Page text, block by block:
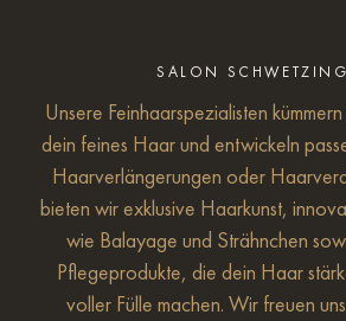
SALON
Unsere Feinhaarspezialisten
dein feines Haar und entwickeln
Haarverlängerungen oder
bieten wir exklusive Haarkunst,
wie Balayage und Strähnchen
Pflegeprodukte, die dein Haar
voller Fülle machen. Wir freuen